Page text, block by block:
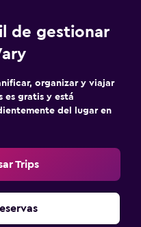
ascensor
de gestionar
organizar y viajar
es gratis y está
del lugar en
Trips